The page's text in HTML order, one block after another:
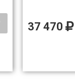
37 470